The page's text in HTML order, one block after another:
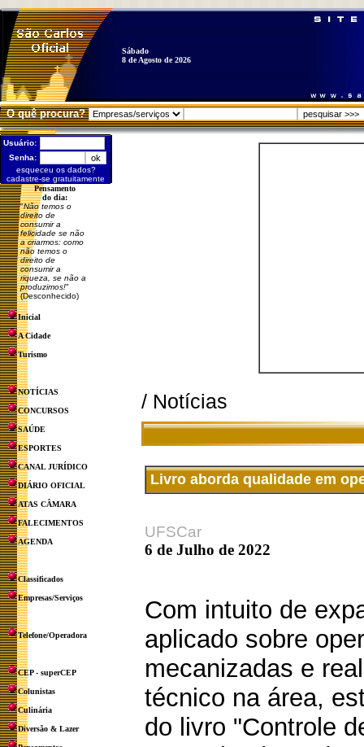
Sábado
8 de Agosto de 2026
O quê procura?
Usuário:
Senha:
esqueceu os dados?
cadastre-se gratuitamente
Pensamento
do dia:
"Não temos o
direito de
consumir a
felicidade se não
a criarmos: como
não temos o
direito de
consumir a
riqueza, se não a
produzimos!"
(Desconhecido)
Inicial
A Cidade
Turismo
NOTÍCIAS
CONCURSOS
SAÚDE
ESPORTES
CANAL JURÍDICO
DIÁRIO OFICIAL
ATAS CÂMARA
FALECIMENTOS
AGENDA
Classificados
Empresas/Serviços
Telefone/Operadora
CEP - superCEP
Colunistas
Culinária
Diversão & Lazer
/ Notícias
Livro aborda qualidade em
UFSCar
6 de Julho de 2022
Com intuito de
aplicado sobre
mecanizadas e
técnico na área,
do livro "Controle